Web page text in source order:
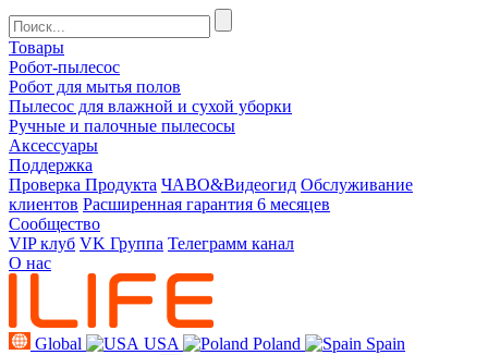
Товары
Робот-пылесос
Робот для мытья полов
Пылесос для влажной и сухой уборки
Ручные и палочные пылесосы
Аксессуары
Поддержка
Проверка Продукта ЧАВО&Видеогид Обслуживание
клиентов Расширенная гарантия 6 месяцев
Сообщество
VIP клуб VK Группа Телеграмм канал
О нас
Global USA Poland
Spain